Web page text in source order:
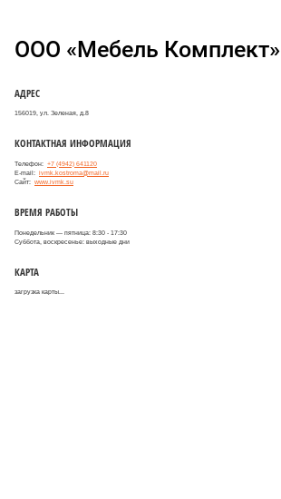
ООО «Мебель Комплект»
АДРЕС
156019, ул. Зеленая, д.8
КОНТАКТНАЯ ИНФОРМАЦИЯ
Телефон: +7 (4942) 641120
E-mail: ivmk.kostroma@mail.ru
Сайт: www.ivmk.su
ВРЕМЯ РАБОТЫ
Понедельник — пятница: 8:30 - 17:30
Суббота, воскресенье: выходные дни
КАРТА
загрузка карты...